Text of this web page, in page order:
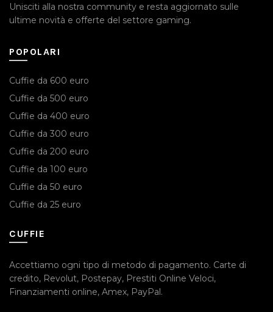
Unisciti alla nostra community e resta aggiornato sulle
ultime novità e offerte del settore gaming.
POPOLARI
Cuffie da 600 euro
Cuffie da 500 euro
Cuffie da 400 euro
Cuffie da 300 euro
Cuffie da 200 euro
Cuffie da 100 euro
Cuffie da 50 euro
Cuffie da 25 euro
CUFFIE
Accettiamo ogni tipo di metodo di pagamento. Carte di
credito, Revolut, Postepay, Prestiti Online Veloci,
Finanziamenti online, Amex, PayPal.